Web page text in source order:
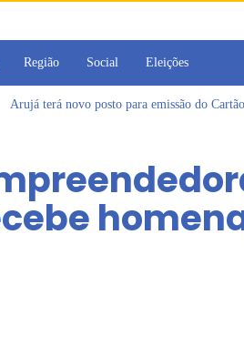
Região Social Eleições
Arujá terá novo posto para emissão do
Dalvana Penha toma posse como vereadora
Escola do Legislativo de Arujá entrega 1
Arujá promove 2º encontro da Jornada de